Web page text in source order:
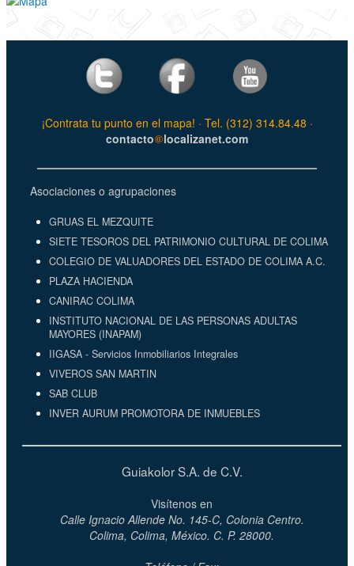
¡Contrata tu punto en el mapa! · Tel. (312) 314.84.48 ·
contacto
localizanet.com
Asociaciones o agrupaciones
GRUAS EL MEZQUITE
SIETE TESOROS DEL PATRIMONIO CULTURAL DE COLIMA
COLEGIO DE VALUADORES DEL ESTADO DE COLIMA A.C.
PLAZA HACIENDA
CANIRAC COLIMA
INSTITUTO NACIONAL DE LAS PERSONAS ADULTAS
MAYORES (INAPAM)
IIGASA - Servicios Inmobiliarios Integrales
VIVEROS SAN MARTIN
SAB CLUB
INVER AURUM PROMOTORA DE INMUEBLES
Guiakolor S.A. de C.V.
Visítenos en
Calle Ignacio Allende No. 145-C, Colonia Centro.
Colima, Colima, México. C. P. 28000.